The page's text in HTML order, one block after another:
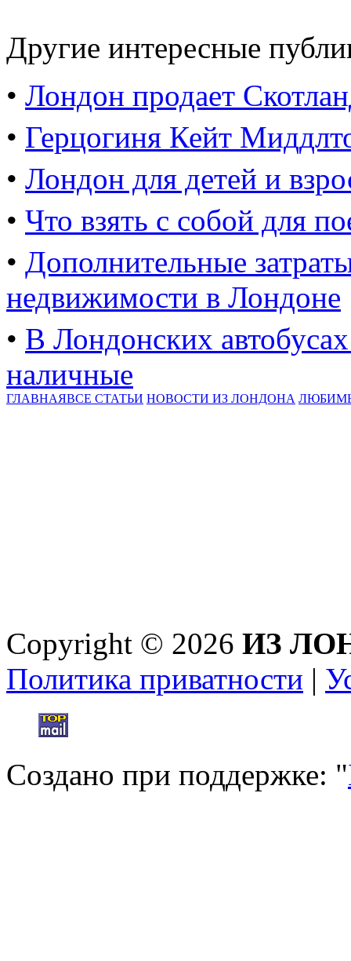
Другие интересные
• Лондон продает
• Герцогиня Кейт
• Лондон для детей и
• Что взять с собой для
• Дополнительные
недвижимости в Лондоне
• В Лондонских
наличные
ГЛАВНАЯВСЕ СТАТЬИ НОВОСТИ ИЗ ЛОНДОНА
Copyright © 2026 ИЗ
Политика приватности |
Создано при поддержке: "